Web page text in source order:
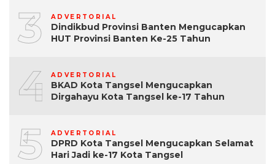
3 ADVERTORIAL
Dindikbud Provinsi Banten Mengucapkan
HUT Provinsi Banten Ke-25 Tahun
4 ADVERTORIAL
BKAD Kota Tangsel Mengucapkan
Dirgahayu Kota Tangsel ke-17 Tahun
5 ADVERTORIAL
DPRD Kota Tangsel Mengucapkan Selamat
Hari Jadi ke-17 Kota Tangsel